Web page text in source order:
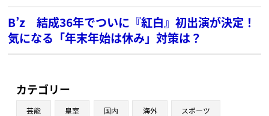
B’z 結成36年でついに『紅白』初出演が決定！
気になる「年末年始は休み」対策は？
カテゴリー
芸能 皇室 国内 海外 スポーツ